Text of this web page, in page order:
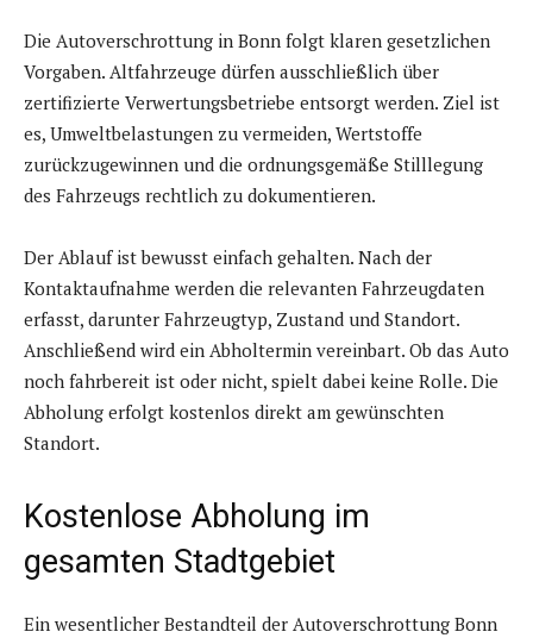
Die Autoverschrottung in Bonn folgt klaren gesetzlichen
Vorgaben. Altfahrzeuge dürfen ausschließlich über
zertifizierte Verwertungsbetriebe entsorgt werden. Ziel ist
es, Umweltbelastungen zu vermeiden, Wertstoffe
zurückzugewinnen und die ordnungsgemäße Stilllegung
des Fahrzeugs rechtlich zu dokumentieren.
Der Ablauf ist bewusst einfach gehalten. Nach der
Kontaktaufnahme werden die relevanten Fahrzeugdaten
erfasst, darunter Fahrzeugtyp, Zustand und Standort.
Anschließend wird ein Abholtermin vereinbart. Ob das Auto
noch fahrbereit ist oder nicht, spielt dabei keine Rolle. Die
Abholung erfolgt kostenlos direkt am gewünschten
Standort.
Kostenlose Abholung im
gesamten Stadtgebiet
Ein wesentlicher Bestandteil der Autoverschrottung Bonn